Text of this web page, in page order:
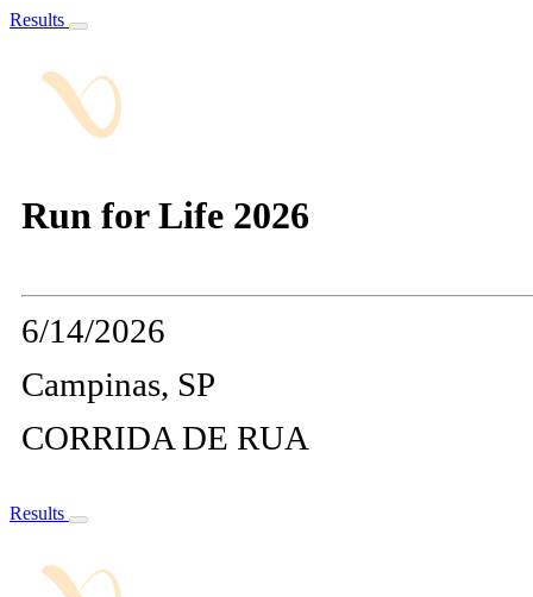
Results
Run for Life 2026
6/14/2026
Campinas, SP
CORRIDA DE RUA
Results